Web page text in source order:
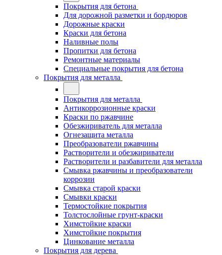
Покрытия для бетона
Для дорожной разметки и бордюров
Дорожные краски
Краски для бетона
Наливные полы
Пропитки для бетона
Ремонтные материалы
Специальные покрытия для бетона
Покрытия для металла
Покрытия для металла
Антикоррозионные краски
Краски по ржавчине
Обезжириватель для металла
Огнезащита металла
Преобразователи ржавчины
Растворители и обезжириватели
Растворители и разбавители для металла
Смывка ржавчины и преобразователи
коррозии
Смывка старой краски
Смывки краски
Термостойкие покрытия
Толстослойные грунт-краски
Химстойкие краски
Химстойкие покрытия
Цинкование металла
Покрытия для дерева